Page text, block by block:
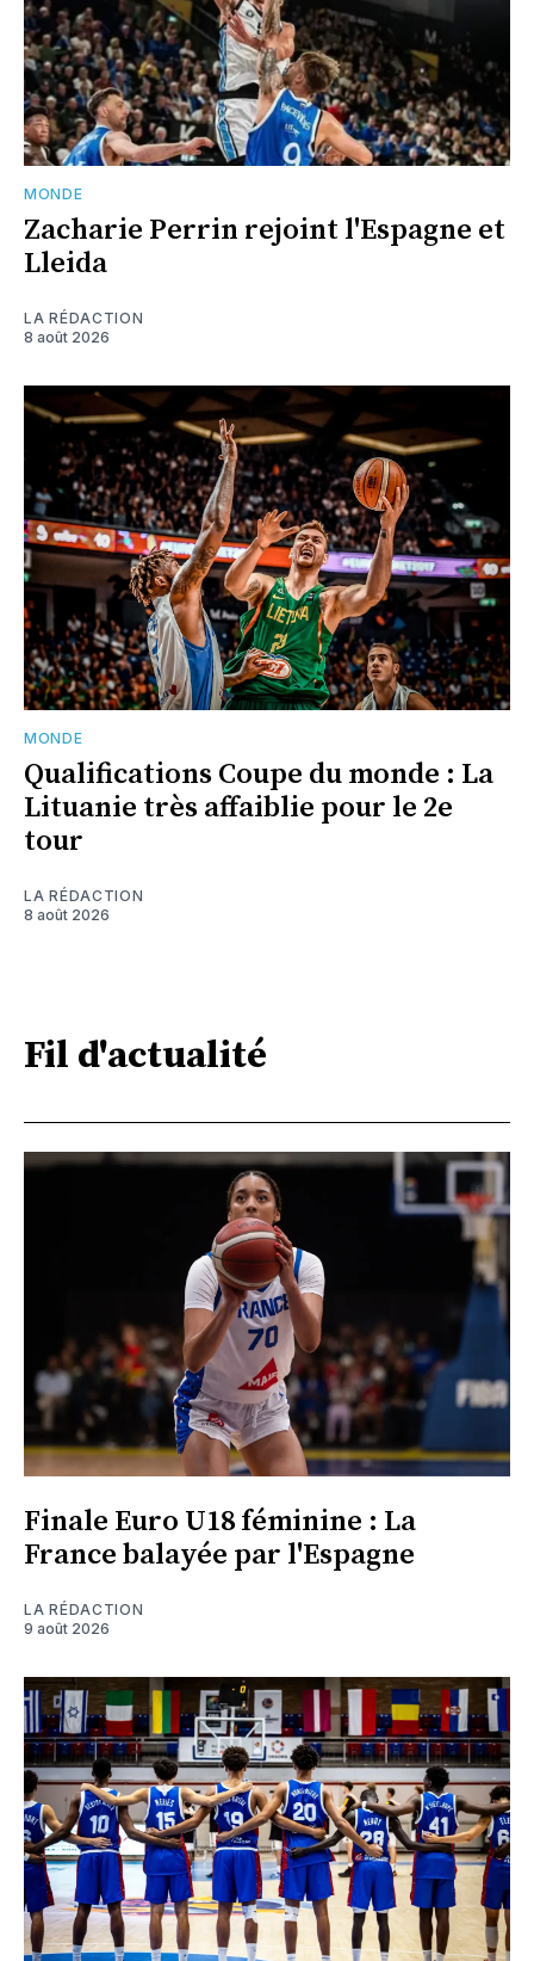
MONDE
Zacharie Perrin rejoint l'Espagne et
Lleida
LA RÉDACTION
8 août 2026
MONDE
Qualifications Coupe du monde : La
Lituanie très affaiblie pour le 2e
tour
LA RÉDACTION
8 août 2026
Fil d'actualité
Finale Euro U18 féminine : La
France balayée par l'Espagne
LA RÉDACTION
9 août 2026